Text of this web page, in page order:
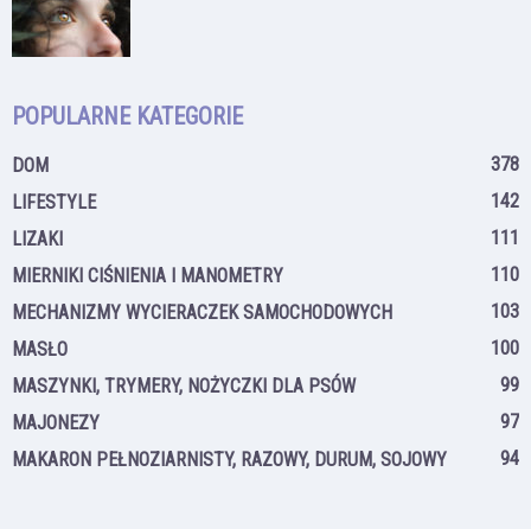
POPULARNE KATEGORIE
DOM
378
LIFESTYLE
142
LIZAKI
111
MIERNIKI CIŚNIENIA I MANOMETRY
110
MECHANIZMY WYCIERACZEK SAMOCHODOWYCH
103
MASŁO
100
MASZYNKI, TRYMERY, NOŻYCZKI DLA PSÓW
99
MAJONEZY
97
MAKARON PEŁNOZIARNISTY, RAZOWY, DURUM, SOJOWY
94